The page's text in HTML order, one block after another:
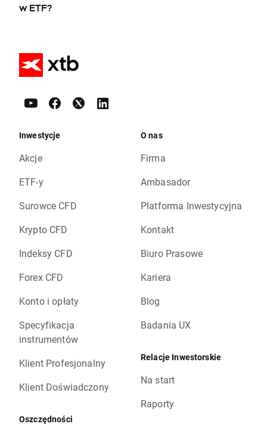
w ETF?
Inwestycje
Akcje
ETF-y
Surowce CFD
Krypto CFD
Indeksy CFD
Forex CFD
Konto i opłaty
Specyfikacja
instrumentów
Klient Profesjonalny
Klient Doświadczony
Oszczędności
O nas
Firma
Ambasador
Platforma Inwestycyjna
Kontakt
Biuro Prasowe
Kariera
Blog
Badania UX
Relacje Inwestorskie
Na start
Raporty